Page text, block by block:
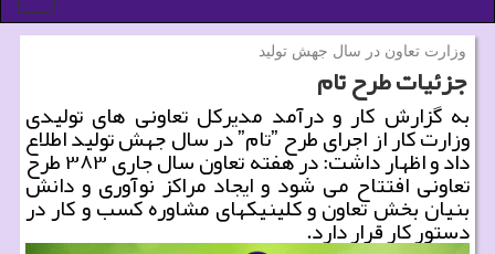
وزارت تعاون در سال جهش تولید
جزئیات طرح تام
به گزارش كار و درآمد مدیركل تعاونی های تولیدی
وزارت كار از اجرای طرح ˮتامˮ در سال جهش تولید اطلاع
داد و اظهار داشت: در هفته تعاون سال جاری ۳۸۳ طرح
تعاونی افتتاح می شود و ایجاد مراكز نوآوری و دانش
بنیان بخش تعاون و كلینیكهای مشاوره كسب و كار در
دستور كار قرار دارد.